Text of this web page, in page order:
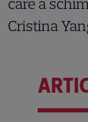
care a
Cristina